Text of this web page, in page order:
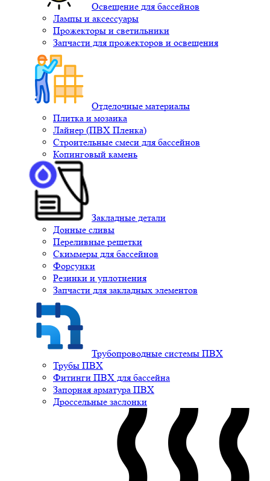
Освещение для бассейнов
Лампы и аксессуары
Прожекторы и светильники
Запчасти для прожекторов и освещения
Отделочные материалы
Плитка и мозаика
Лайнер (ПВХ Пленка)
Строительные смеси для бассейнов
Копинговый камень
Закладные детали
Донные сливы
Переливные решетки
Скиммеры для бассейнов
Форсунки
Резинки и уплотнения
Запчасти для закладных элементов
Трубопроводные системы ПВХ
Трубы ПВХ
Фитинги ПВХ для бассейна
Запорная арматура ПВХ
Дроссельные заслонки